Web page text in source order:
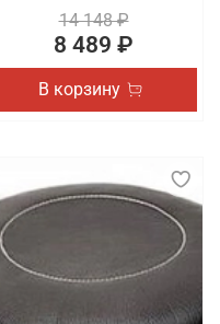
14 148 ₽
8 489 ₽
В корзину